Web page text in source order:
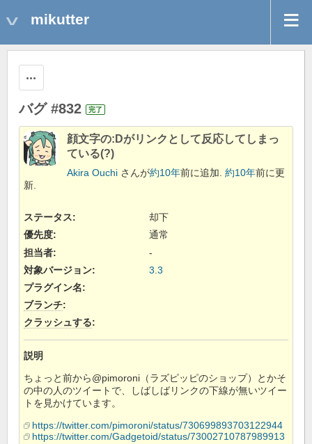
mikutter
バグ #832 完了
顔文字の:Dがリンクとして反応してしまっ
ている(?)
Akira Ouchi さんが約10年前に追加. 約10年前に更
新.
ステータス:
却下
優先度:
通常
担当者:
-
対象バージョン:
3.3
プラグイン名:
ブランチ:
クラッシュする:
説明
ちょっと前から@pimoroni（ラズピッピのショップ）とかそ
の中の人のツイートで、しばしばリンクの下線が無いツイー
トを見かけています。
https://twitter.com/pimoroni/status/730699893703122944
https://twitter.com/Gadgetoid/status/73002710787989913